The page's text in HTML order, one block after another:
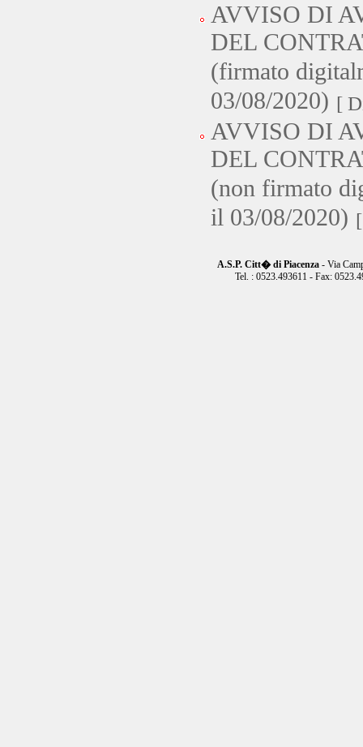
AVVISO DI
DEL
(firmato
03/08/2020) [
AVVISO DI
DEL
(non firmato
il 03/08/2020)
A.S.P. Citt� di Piacenza - Via
Tel. : 0523.493611 - Fax: